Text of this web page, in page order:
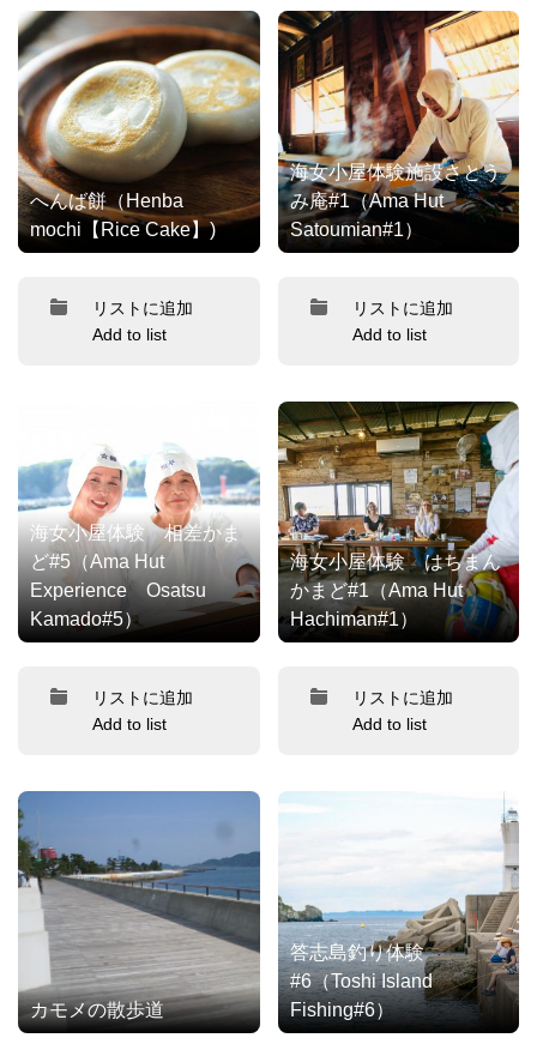
へんば餅（Henba
mochi【Rice Cake】)
リストに追加
Add to list
海女小屋体験施設さとう
み庵#1（Ama Hut
Satoumian#1）
リストに追加
Add to list
海女小屋体験 相差かま
ど#5（Ama Hut
Experience Osatsu
Kamado#5）
リストに追加
Add to list
海女小屋体験 はちまん
かまど#1（Ama Hut
Hachiman#1）
リストに追加
Add to list
カモメの散歩道
答志島釣り体験
#6（Toshi Island
Fishing#6）